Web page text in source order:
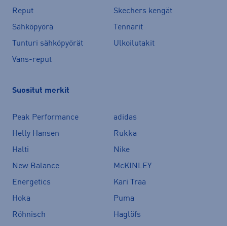
Reput
Skechers kengät
Sähköpyörä
Tennarit
Tunturi sähköpyörät
Ulkoilutakit
Vans-reput
Suositut merkit
Peak Performance
adidas
Helly Hansen
Rukka
Halti
Nike
New Balance
McKINLEY
Energetics
Kari Traa
Hoka
Puma
Röhnisch
Haglöfs